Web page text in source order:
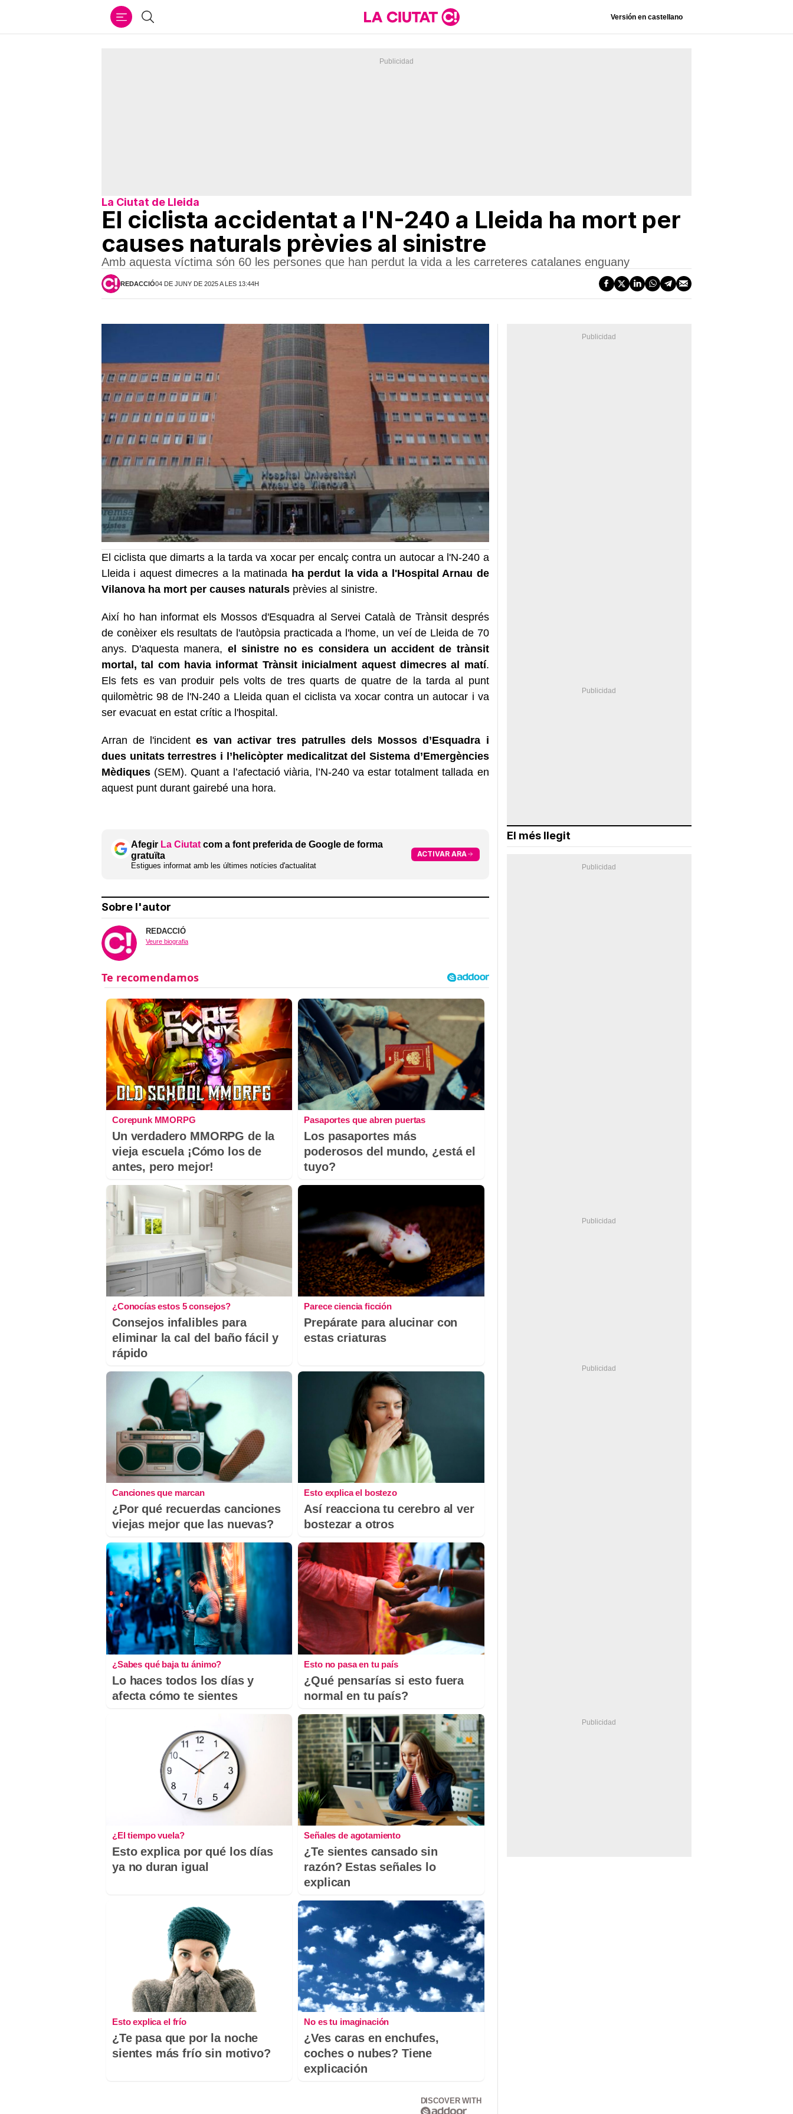
Cercar Versión en castellano
La Ciutat de Lleida
El ciclista accidentat a l'N-240 a Lleida ha mort per
causes naturals prèvies al sinistre
Amb aquesta víctima són 60 les persones que han perdut la vida a les carreteres catalanes enguany
REDACCIÓ04 DE JUNY DE 2025 A LES 13:44H
El ciclista que dimarts a la tarda va xocar per encalç contra un autocar a l'N-240 a
Lleida i aquest dimecres a la matinada ha perdut la vida a l'Hospital Arnau de
Vilanova ha mort per causes naturals prèvies al sinistre.
Així ho han informat els Mossos d'Esquadra al Servei Català de Trànsit després
de conèixer els resultats de l'autòpsia practicada a l'home, un veí de Lleida de 70
anys. D'aquesta manera, el sinistre no es considera un accident de trànsit
mortal, tal com havia informat Trànsit inicialment aquest dimecres al matí.
Els fets es van produir pels volts de tres quarts de quatre de la tarda al punt
quilomètric 98 de l'N-240 a Lleida quan el ciclista va xocar contra un autocar i va
ser evacuat en estat crític a l'hospital.
Arran de l'incidentes van activar tres patrulles dels Mossos d’Esquadra i
dues unitats terrestres i l’helicòpter medicalitzat del Sistema d’Emergències
Mèdiques (SEM). Quant a l’afectació viària, l’N-240 va estar totalment tallada en
aquest punt durant gairebé una hora.
Afegir La Ciutat com a font preferida de Google de forma
gratuïta
Estigues informat amb les últimes notícies d'actualitat
ACTIVAR ARA
Sobre l'autor
REDACCIÓ
Veure biografia
Corepunk MMORPG
Un verdadero MMORPG de la
vieja escuela ¡Cómo los de
antes, pero mejor!
Pasaportes que abren puertas
Los pasaportes más
poderosos del mundo, ¿está el
tuyo?
¿Conocías estos 5 consejos?
Consejos infalibles para
eliminar la cal del baño fácil y
rápido
Parece ciencia ficción
Prepárate para alucinar con
estas criaturas
Canciones que marcan
¿Por qué recuerdas canciones
viejas mejor que las nuevas?
Esto explica el bostezo
Así reacciona tu cerebro al ver
bostezar a otros
¿Sabes qué baja tu ánimo?
Lo haces todos los días y
afecta cómo te sientes
Esto no pasa en tu país
¿Qué pensarías si esto fuera
normal en tu país?
¿El tiempo vuela?
Esto explica por qué los días
ya no duran igual
Señales de agotamiento
¿Te sientes cansado sin
razón? Estas señales lo
explican
Esto explica el frío
¿Te pasa que por la noche
sientes más frío sin motivo?
No es tu imaginación
¿Ves caras en enchufes,
coches o nubes? Tiene
explicación
DISCOVER WITH
El més llegit